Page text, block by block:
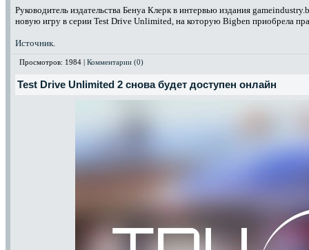
Руководитель издательства Бенуа Клерк в интервью издания
новую игру в серии Test Drive Unlimited, на которую Bigben приобрела
Источник.
Просмотров: 1984 | Комментарии (0)
Test Drive Unlimited 2 снова будет доступен онлайн